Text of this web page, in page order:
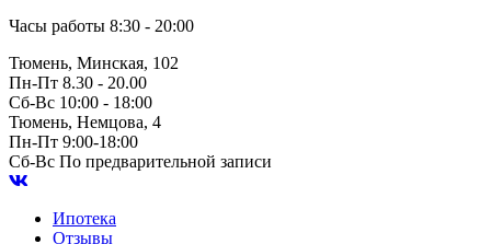
Часы работы 8:30 - 20:00
Тюмень, Минская, 102
Пн-Пт 8.30 - 20.00
Сб-Вс 10:00 - 18:00
Тюмень, Немцова, 4
Пн-Пт 9:00-18:00
Сб-Вс По предварительной записи
Ипотека
Отзывы